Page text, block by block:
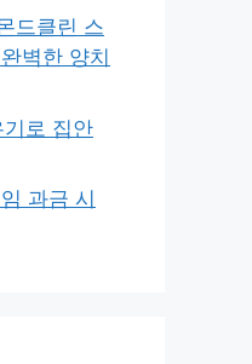
드클린 스
벽한 양치
로 집안
과금 시